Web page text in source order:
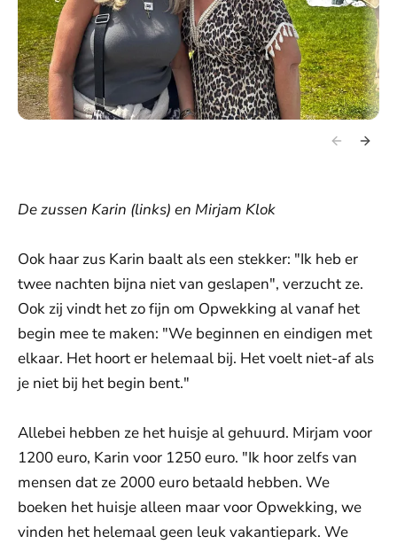
De zussen Karin (links) en Mirjam Klok
Ook haar zus Karin baalt als een stekker: "Ik heb er
twee nachten bijna niet van geslapen", verzucht ze.
Ook zij vindt het zo fijn om Opwekking al vanaf het
begin mee te maken: "We beginnen en eindigen met
elkaar. Het hoort er helemaal bij. Het voelt niet-af als
je niet bij het begin bent."
Allebei hebben ze het huisje al gehuurd. Mirjam voor
1200 euro, Karin voor 1250 euro. "Ik hoor zelfs van
mensen dat ze 2000 euro betaald hebben. We
boeken het huisje alleen maar voor Opwekking, we
vinden het helemaal geen leuk vakantiepark. We